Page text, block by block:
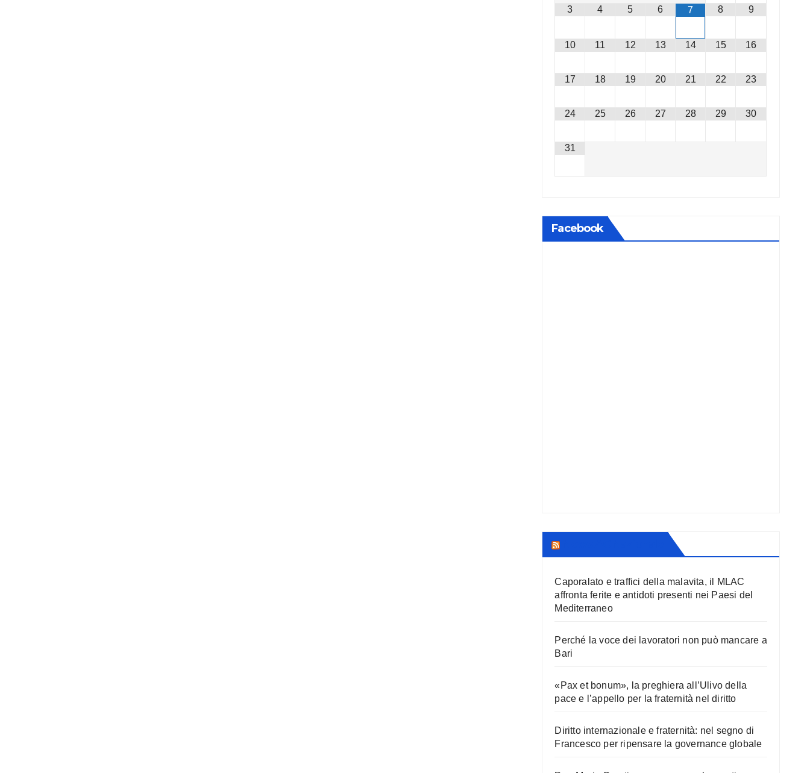
3 4 5 6 7 8 9
10 11 12 13 14 15 16
17 18 19 20 21 22 23
24 25 26 27 28 29 30
31
Facebook
Caporalato e traffici della malavita, il MLAC
affronta ferite e antidoti presenti nei Paesi del
Mediterraneo
Perché la voce dei lavoratori non può mancare a
Bari
«Pax et bonum», la preghiera all’Ulivo della
pace e l’appello per la fraternità nel diritto
Diritto internazionale e fraternità: nel segno di
Francesco per ripensare la governance globale